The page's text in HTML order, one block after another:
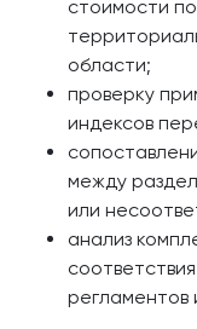
стоимости по
области;
проверку
индексов
между
или
анализ
регламентов